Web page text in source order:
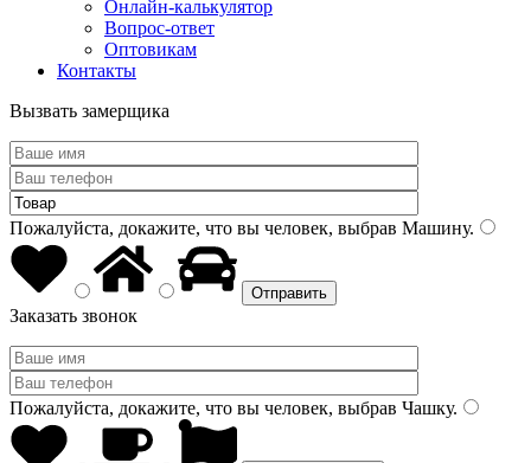
Онлайн-калькулятор
Вопрос-ответ
Оптовикам
Контакты
Вызвать замерщика
Пожалуйста, докажите, что вы человек, выбрав Машину.
Заказать звонок
Пожалуйста, докажите, что вы человек, выбрав Чашку.